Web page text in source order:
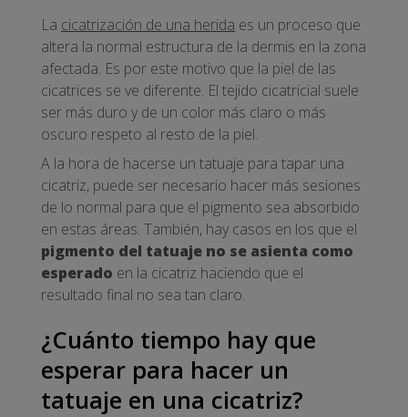
La cicatrización de una herida es un proceso que
altera la normal estructura de la dermis en la zona
afectada. Es por este motivo que la piel de las
cicatrices se ve diferente. El tejido cicatricial suele
ser más duro y de un color más claro o más
oscuro respeto al resto de la piel.
A la hora de hacerse un tatuaje para tapar una
cicatriz, puede ser necesario hacer más sesiones
de lo normal para que el pigmento sea absorbido
en estas áreas. También, hay casos en los que el
pigmento del tatuaje no se asienta como
esperado en la cicatriz haciendo que el
resultado final no sea tan claro.
¿Cuánto tiempo hay que
esperar para hacer un
tatuaje en una cicatriz?